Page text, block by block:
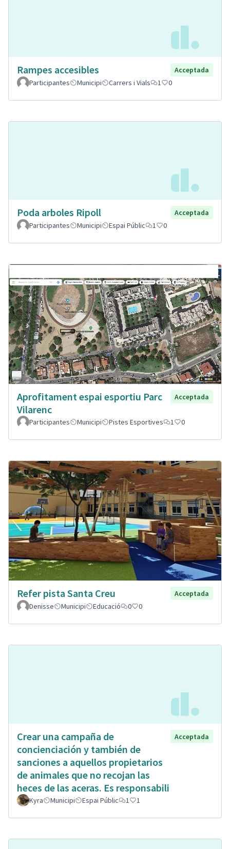
Rampes accesibles
Acceptada
Participantes
Municipi Carrers i Vials 1 0
Poda arboles Ripoll
Acceptada
Participantes
Municipi Espai Públic 1 0
Aprofitament espai esportiu Parc
Vilarenc
Acceptada
Participantes Municipi Pistes Esportives 1 0
Refer pista Santa Creu
Acceptada
Denisse
Municipi Educació 0 0
Crear una campaña de
concienciación y también de
sanciones a aquellos propietarios
de animales que no recojan las
heces de las aceras. Es responsabili
Acceptada
Kyra Municipi Espai Públic 1 1